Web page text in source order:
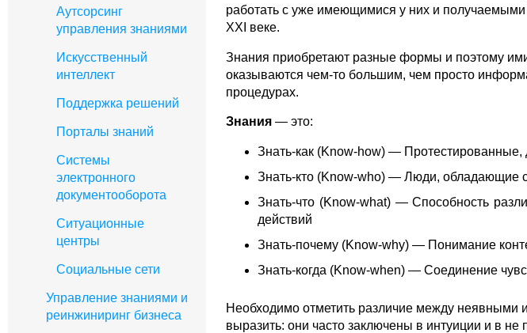
Аутсорсинг
управления знаниями
Искусственный
интеллект
Поддержка решений
Порталы знаний
Системы
электронного
документооборота
Ситуационные
центры
Социальные сети
Управление знаниями и
реинжиниринг бизнеса
работать с уже имеющимися у них и
XXI веке.
Знания приобретают разные формы и поэтому
оказываются чем-то большим, чем просто
процедурах.
Знания — это:
Знать-как (Know-how) —
Знать-кто (Know-who) — Люди, обладающие
Знать-что (Know-what) — Способность
действий
Знать-почему (Know-why) — Понимание
Знать-когда (Know-when) — Соединение
Необходимо отметить различие между
выразить: они часто заключены в интуиции и в